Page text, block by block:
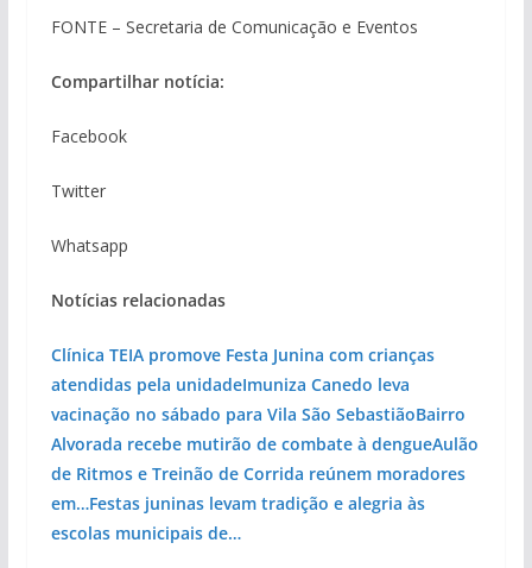
FONTE – Secretaria de Comunicação e Eventos
Compartilhar notícia:
Facebook
Twitter
Whatsapp
Notícias relacionadas
Clínica TEIA promove Festa Junina com crianças
atendidas pela unidadeImuniza Canedo leva
vacinação no sábado para Vila São SebastiãoBairro
Alvorada recebe mutirão de combate à dengueAulão
de Ritmos e Treinão de Corrida reúnem moradores
em…Festas juninas levam tradição e alegria às
escolas municipais de…